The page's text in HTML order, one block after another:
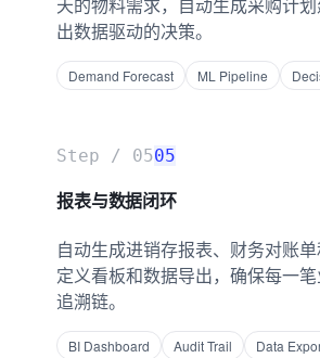
出数据驱动的决策。
Demand Forecast ML Pipeline
Step / 0505
报表与数据闭环
自动生成进销存报表、财务对账
定义看板和数据导出，确保每一
追溯链。
BI Dashboard Audit Trail Data